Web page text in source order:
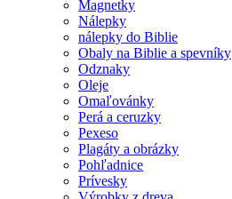
Magnetky
Nálepky
nálepky do Biblie
Obaly na Biblie a spevníky
Odznaky
Oleje
Omaľovánky
Perá a ceruzky
Pexeso
Plagáty a obrázky
Pohľadnice
Prívesky